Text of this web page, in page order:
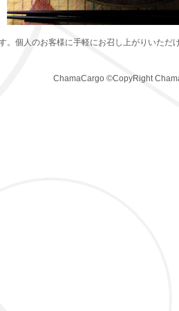
個人のお客様に手軽にお召し上がりいた
ChamaCargo ©CopyRight